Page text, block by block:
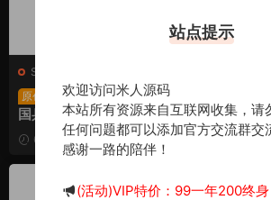
S-三国兵临天下
下
手游服务端·页游服务端
原创
三网H5策略手游【三
国兵临天下代金券内购七合
修复版】Linux手工服务端
+管理后台+GM授权后台
+简易安卓客户端+视频架设
6天前 969 30
国·兵临
M8版】
+简易
教程
2025-
站点提示
欢迎访问米人源码
本站所有资源来自互联网收集，请
任何问题都可以添加官方交流群交
感谢一路的陪伴！
(活动)VIP特价：99一年200终